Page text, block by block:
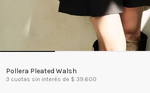
Pollera Pleated Walsh
3 cuotas sin interés de $ 39.600